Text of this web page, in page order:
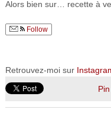
Alors bien sur… recette à
Follow
Retrouvez-moi sur